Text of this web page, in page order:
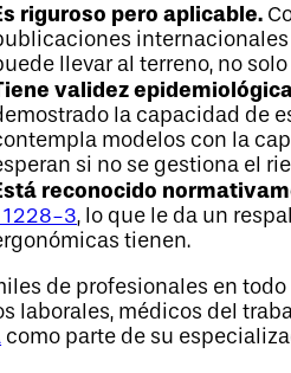
riguroso pero aplicable.
llevar al terreno, no
validez
la capacidad de
modelos con la
si no se gestiona el
reconocido
3, lo que le da un
tienen.
de profesionales en
laborales, médicos del
como parte de su